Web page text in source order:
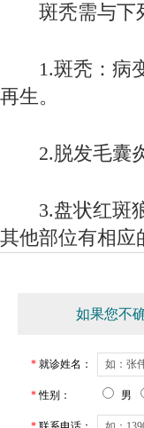
斑秃需与下
1.斑秃：病变
再生。
2.脱发毛囊炎
3.盘状红斑狼
其他部位有相应
如果您不
* 就诊姓名：
*性别： 男